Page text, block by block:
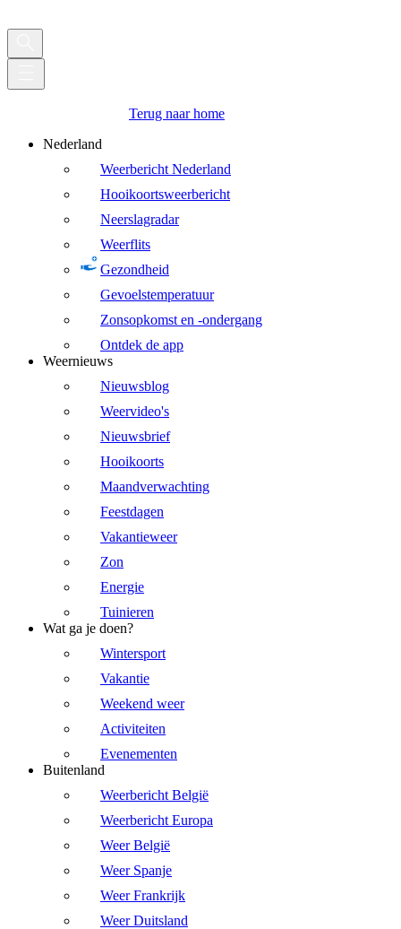
Terug naar home
Nederland
Weerbericht Nederland
Hooikoortsweerbericht
Neerslagradar
Weerflits
Gezondheid
Gevoelstemperatuur
Zonsopkomst en -ondergang
Ontdek de app
Weernieuws
Nieuwsblog
Weervideo's
Nieuwsbrief
Hooikoorts
Maandverwachting
Feestdagen
Vakantieweer
Zon
Energie
Tuinieren
Wat ga je doen?
Wintersport
Vakantie
Weekend weer
Activiteiten
Evenementen
Buitenland
Weerbericht België
Weerbericht Europa
Weer België
Weer Spanje
Weer Frankrijk
Weer Duitsland